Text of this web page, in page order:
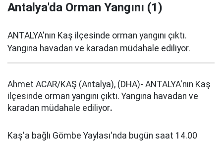
Antalya'da Orman Yangını (1)
ANTALYA'nın Kaş ilçesinde orman yangını çıktı.
Yangına havadan ve karadan müdahale ediliyor.
Ahmet ACAR/KAŞ (Antalya), (DHA)- ANTALYA'nın Kaş
ilçesinde orman yangını çıktı. Yangına havadan ve
karadan müdahale ediliyor.
Kaş'a bağlı Gömbe Yaylası'nda bugün saat 14.00